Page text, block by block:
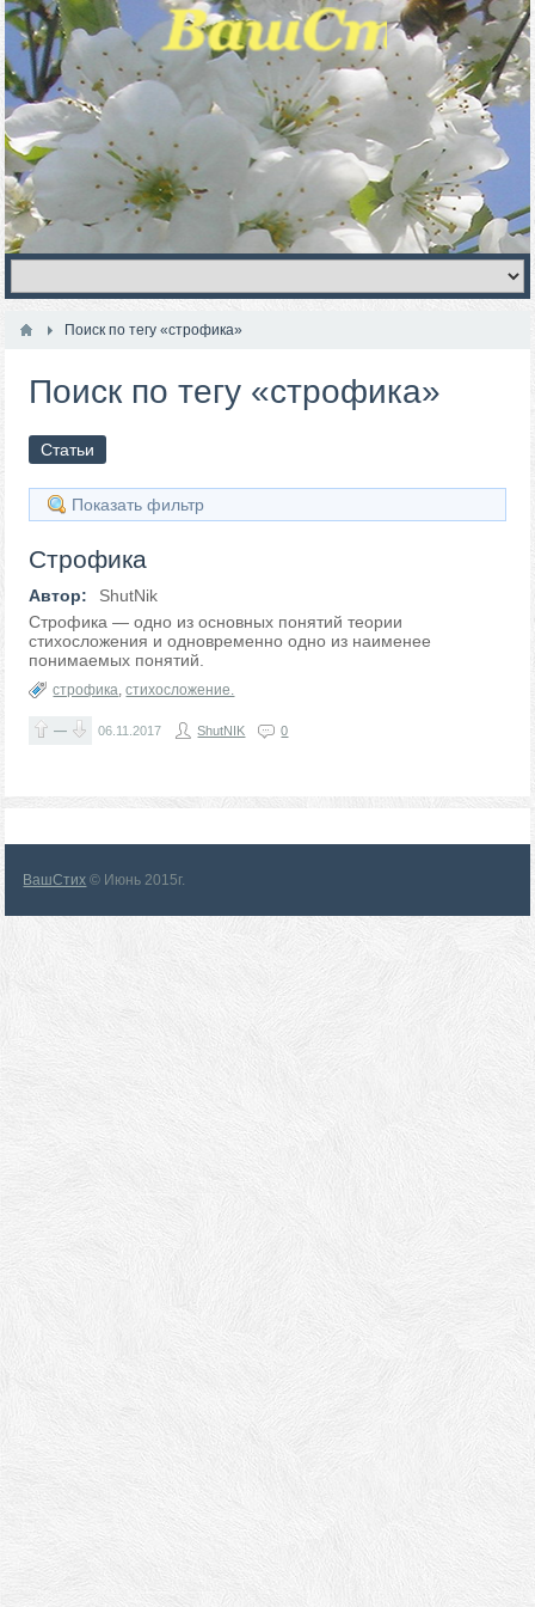
Поиск по тегу «строфика»
Поиск по тегу «строфика»
Статьи
Показать фильтр
Строфика
Автор:
ShutNik
Строфика — одно из основных понятий теории
стихосложения и одновременно одно из наименее
понимаемых понятий.
строфика,стихосложение.
— 06.11.2017 ShutNIK 0
ВашСтих © Июнь 2015г.